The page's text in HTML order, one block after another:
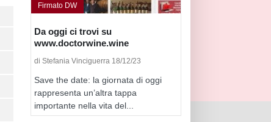
Firmato DW
Da oggi ci trovi su
www.doctorwine.wine
di Stefania Vinciguerra 18/12/23
Save the date: la giornata di oggi
rappresenta un’altra tappa
importante nella vita del...